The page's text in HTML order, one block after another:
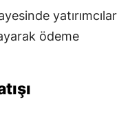
yatırımcılar
ödeme